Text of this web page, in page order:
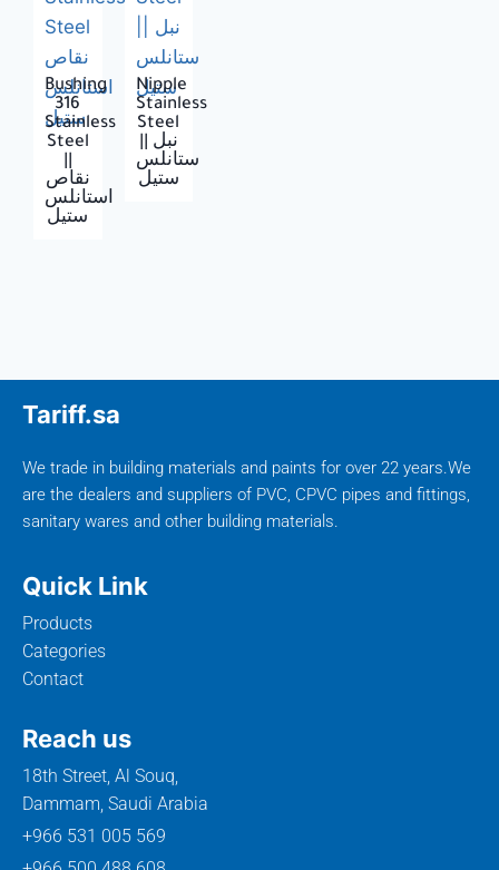
Bushing
316
Stainless
Steel
نقاص
استانلس
ستيل
Nipple
Stainless
Steel
ستانلس
ستيل
Tariff.sa
We trade in building materials and paints for over 22 years.We
are the dealers and suppliers of PVC, CPVC pipes and fittings,
sanitary wares and other building materials.
Quick Link
Products
Categories
Contact
Reach us
18th Street, Al Souq,
Dammam, Saudi Arabia
+966 531 005 569